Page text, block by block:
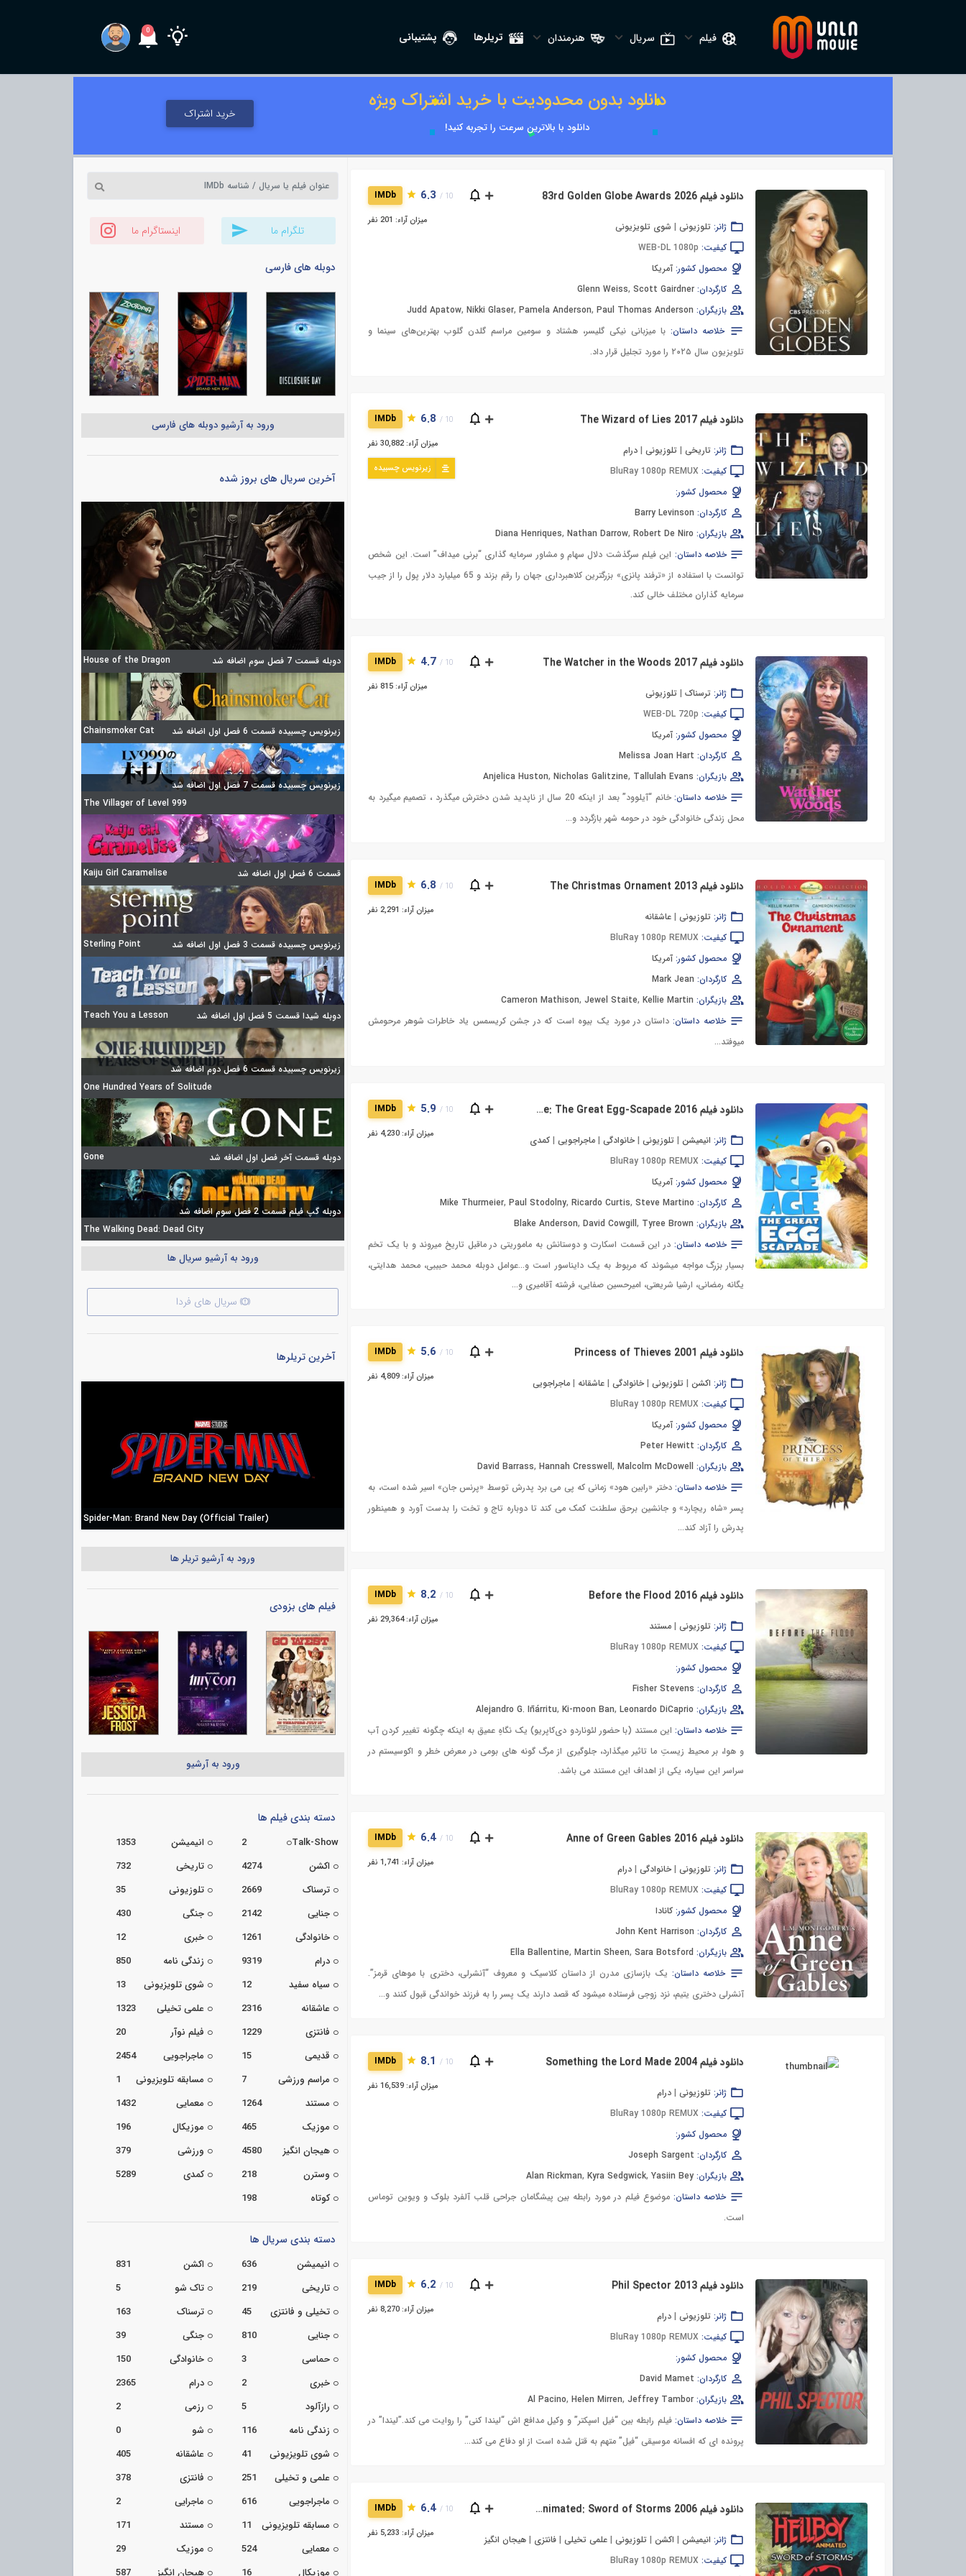
فیلم سریال هنرمندان تریلرها پشتیبانی 0
دانلود بدون محدودیت با خرید اشتراک ویژه
دانلود با بالاترین سرعت را تجربه کنید!
خرید اشتراک
دانلود فیلم 83rd Golden Globe Awards 2026 10 /
6.3
IMDb
میزان آراء: 201 نفر ژانر: تلوزیونی| شوی تلویزیونی
کیفیت: WEB-DL 1080p
محصول کشور: آمریکا
کارگردان:
Glenn Weiss,Scott Gairdner
بازیگران:
Judd Apatow,Nikki Glaser,Pamela Anderson,Paul Thomas Anderson
خلاصه داستان: با میزبانی نیکی گلیسر، هشتاد و سومین مراسم گلدن گلوب بهترین‌های سینما و
تلویزیون سال ۲۰۲۵ را مورد تجلیل قرار داد.
دانلود فیلم The Wizard of Lies 2017 10 /
6.8
IMDb
میزان آراء: 30,882 نفر
زیرنویس چسبیده
ژانر: تاریخی| تلوزیونی| درام
کیفیت: BluRay 1080p REMUX
محصول کشور:
کارگردان: Barry Levinson
بازیگران:
Diana Henriques,Nathan Darrow,Robert De Niro
خلاصه داستان: این فیلم سرگذشت دلال سهام و مشاور سرمایه گذاری “برنی میداف” است. این شخص
توانست با استفاده از «ترفند پانزی» بزرگترین کلاهبرداری جهان را رقم بزند و 65 میلیارد دلار پول را از جیب
سرمایه گذاران مختلف خالی کند.
دانلود فیلم The Watcher in the Woods 2017 10 /
4.7
IMDb
میزان آراء: 815 نفر ژانر: ترسناک| تلوزیونی
کیفیت: WEB-DL 720p
محصول کشور: آمریکا
کارگردان: Melissa Joan Hart
بازیگران:
Anjelica Huston,Nicholas Galitzine, Tallulah Evans
خلاصه داستان:
خانم “آیلوود” بعد از اینکه 20 سال از ناپدید شدن دخترش میگذرد ، تصمیم میگیرد به
محل زندگی خانوادگی خود در حومه شهر بازگردد و…
دانلود فیلم The Christmas Ornament 2013 10 /
6.8
IMDb
میزان آراء: 2,291 نفر ژانر: تلوزیونی| عاشقانه
کیفیت: BluRay 1080p REMUX
محصول کشور: آمریکا
کارگردان: Mark Jean
بازیگران:
Cameron Mathison,Jewel Staite,Kellie Martin
خلاصه داستان:داستان در مورد یک بیوه است که در جشن کریسمس یاد خاطرات شوهر مرحومش
میوفتد…
دانلود فیلم Ice Age: The Great Egg-Scapade 2016 10 /
5.9
IMDb
میزان آراء: 4,230 نفر ژانر: انیمیشن| تلوزیونی| خانوادگی| ماجراجویی| کمدی
کیفیت: BluRay 1080p REMUX
محصول کشور: آمریکا
کارگردان:
Mike Thurmeier,Paul Stodolny,Ricardo Curtis,Steve Martino
بازیگران:
Blake Anderson,David Cowgill, Tyree Brown
خلاصه داستان: در این قسمت اسکارت و دوستانش به ماموریتی در ماقبل تاریخ میروند و با یک تخم
بسیار بزرگ مواجه میشوند که مربوط به یک دایناسور است و…عوامل دوبله محمد حبیبی، محمد هدایتی،
یگانه رمضانی، ارشیا شریعتی، امیرحسین صفایی، فرشته آقامیری و…
دانلود فیلم Princess of Thieves 2001 10 /
5.6
IMDb
میزان آراء: 4,809 نفر ژانر: اکشن| تلوزیونی| خانوادگی| عاشقانه | ماجراجویی
کیفیت: BluRay 1080p REMUX
محصول کشور: آمریکا
کارگردان: Peter Hewitt
بازیگران:
David Barrass,Hannah Cresswell,Malcolm McDowell
خلاصه داستان:دختر «رابین هود» زمانی که پی می برد پدرش توسط «پرنس جان» اسیر شده است، به
پسر «شاه ریچارد» و جانشین برحق سلطنت کمک می کند تا دوباره تاج و تخت را بدست آورد و همینطور
پدرش را آزاد کند…
دانلود فیلم Before the Flood 2016 10 /
8.2
IMDb
میزان آراء: 29,364 نفر ژانر: تلوزیونی| مستند
کیفیت: BluRay 1080p REMUX
محصول کشور:
کارگردان: Fisher Stevens
بازیگران:
Alejandro G. Iñárritu,Ki-moon Ban,Leonardo DiCaprio
خلاصه داستان: این مستند (با حضور لئوناردو دی‌کاپریو) یک نگاهِ عمیق به اینکه چگونه تغییر کردن آب
و هوا، بر محیط زیستِ ما تاثیر میگذارد، جلوگیری از مرگ گونه های بومی در معرض خطر و اکوسیستم در
سراسر این سیاره، یکی از اهداف این مستند می باشد.
دانلود فیلم Anne of Green Gables 2016 10 /
6.4
IMDb
میزان آراء: 1,741 نفر ژانر: تلوزیونی| خانوادگی| درام
کیفیت: BluRay 1080p REMUX
محصول کشور: کانادا
کارگردان: John Kent Harrison
بازیگران:
Ella Ballentine,Martin Sheen,Sara Botsford
خلاصه داستان: یک بازسازی مدرن از داستان کلاسیک و معروف “آنشرلی، دختری با موهای قرمز”.
آنشرلی دختری یتیم، نزد زوجی فرستاده میشود که قصد دارند یک پسر را به فرزند خواندگی قبول کنند و…
دانلود فیلم Something the Lord Made 2004 10 /
8.1
IMDb
میزان آراء: 16,539 نفر ژانر: تلوزیونی| درام
کیفیت: BluRay 1080p REMUX
محصول کشور:
کارگردان: Joseph Sargent
بازیگران:
Alan Rickman,Kyra Sedgwick,Yasiin Bey
خلاصه داستان:موضوع فیلم در مورد رابطه بین پیشگامان جراحی قلب آلفرد بلوک و ویوین توماس
است.
دانلود فیلم Phil Spector 2013 10 /
6.2
IMDb
میزان آراء: 8,270 نفر ژانر: تلوزیونی| درام
کیفیت: BluRay 1080p REMUX
محصول کشور:
کارگردان: David Mamet
بازیگران:
Al Pacino,Helen Mirren,Jeffrey Tambor
خلاصه داستان:فیلم رابطه بین “فیل اسپکتر” و وکیل مدافع اش “لیندا کنی” را روایت می کند.”لیندا” در
پرونده ای که افسانه موسیقی “فیل” متهم به قتل شده است از او دفاع می کند…
دانلود فیلم Hellboy Animated: Sword of Storms 2006 10 /
6.4
IMDb
میزان آراء: 5,233 نفر ژانر: انیمیشن| اکشن| تلوزیونی| علمی تخیلی| فانتزی | هیجان انگیز
کیفیت: BluRay 1080p REMUX
تلگرام ما اینستاگرام ما
دوبله های فارسی
ورود به آرشیو دوبله های فارسی
آخرین سریال های بروز شده
دوبله قسمت 7 فصل سوم اضافه شد House of the Dragon
زیرنویس چسبیده قسمت 6 فصل اول اضافه شد Chainsmoker Cat
زیرنویس چسبیده قسمت 7 فصل اول اضافه شد
The Villager of Level 999
قسمت 6 فصل اول اضافه شد Kaiju Girl Caramelise
زیرنویس چسبیده قسمت 3 فصل اول اضافه شد Sterling Point
دوبله شیدا قسمت 5 فصل اول اضافه شد Teach You a Lesson
زیرنویس چسبیده قسمت 6 فصل دوم اضافه شد
One Hundred Years of Solitude
دوبله قسمت آخر فصل اول اضافه شد Gone
دوبله گپ فیلم قسمت 2 فصل سوم اضافه شد
The Walking Dead: Dead City
ورود به آرشیو سریال ها
سریال های فردا
آخرین تریلرها
Spider-Man: Brand New Day (Official Trailer)
ورود به آرشیو تریلر ها
فیلم های بزودی
ورود به آرشیو
دسته بندی فیلم ها
Talk-Show
2 انیمیشن
1353
اکشن
4274 تاریخی
732
ترسناک
2669 تلوزیونی
35
جنایی
2142 جنگی
430
خانوادگی
1261 خبری
12
درام
9319 زندگی نامه
850
سیاه سفید
12 شوی تلویزیونی
13
عاشقانه
2316 علمی تخیلی
1323
فانتزی
1229 فیلم نوآر
20
قدیمی
15 ماجراجویی
2454
مراسم ورزشی
7 مسابقه تلویزیونی
1
مستند
1264 معمایی
1432
موزیک
465 موزیکال
196
هیجان انگیز
4580 ورزشی
379
وسترن
218 کمدی
5289
کوتاه
198
دسته بندی سریال ها
انیمیشن 636 اکشن
831
تاریخی
219 تاک شو
5
تخیلی و فانتزی
45 ترسناک
163
جنایی
810 جنگی
39
حماسی
3 خانوادگی
150
خبری
2 درام
2365
رازآلود
5 رزمی
2
زندگی نامه
116 شو
0
شوی تلویزیونی
41 عاشقانه
405
علمی و تخیلی
251 فانتزی
378
ماجراجویی
616 ماجرایی
2
مسابقه تلویزیونی
11 مستند
171
معمایی
524 موزیک
29
موزیکال
16 هیجان انگیز 587